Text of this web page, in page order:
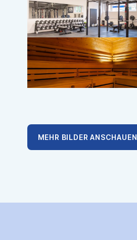
MEHR BILDER ANSCHAUEN